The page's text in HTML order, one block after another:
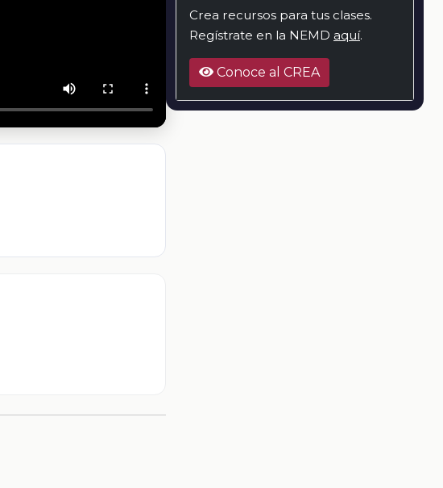
Crea recursos para tus clases.
Regístrate en la NEMD aquí.
Conoce al CREA